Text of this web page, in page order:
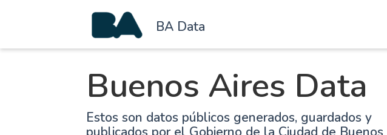
BA Data
Buenos Aires Data
Estos son datos públicos generados, guardados y